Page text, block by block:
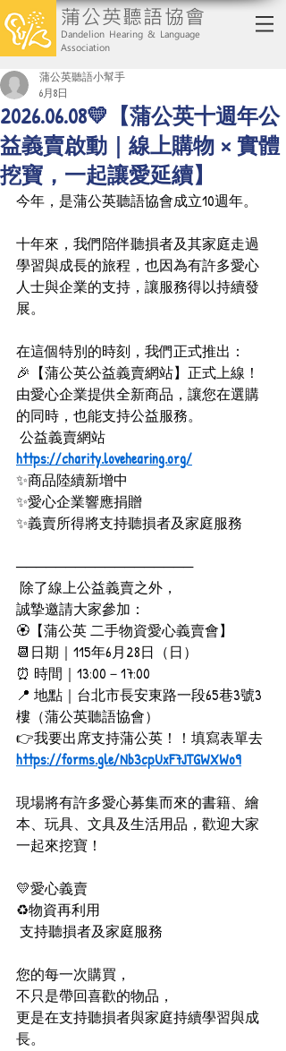
蒲公英聽語協會
Dandelion Hearing & Language
Association
2026.06.08💛【蒲公英十週年公
益義賣啟動｜線上購物 × 實體
挖寶，一起讓愛延續】
蒲公英聽語小幫手
6月8日
今年，是蒲公英聽語協會成立10週年。
十年來，我們陪伴聽損者及其家庭走過
學習與成長的旅程，也因為有許多愛心
人士與企業的支持，讓服務得以持續發
展。
在這個特別的時刻，我們正式推出：
🎉【蒲公英公益義賣網站】正式上線！
由愛心企業提供全新商品，讓您在選購
的同時，也能支持公益服務。
公益義賣網站
https://charity.lovehearing.org/
✨商品陸續新增中
✨愛心企業響應捐贈
✨義賣所得將支持聽損者及家庭服務
──────────────────
除了線上公益義賣之外，
誠摯邀請大家參加：
🏵【蒲公英 二手物資愛心義賣會】
📆日期｜115年6月28日（日）
⏰ 時間｜13:00－17:00
📍 地點｜台北市長安東路一段65巷3號3
樓（蒲公英聽語協會）
👉我要出席支持蒲公英！！填寫表單去
https://forms.gle/Nb3cpUxF7JTGWXWo9
現場將有許多愛心募集而來的書籍、繪
本、玩具、文具及生活用品，歡迎大家
一起來挖寶！
💛愛心義賣
♻物資再利用
支持聽損者及家庭服務
您的每一次購買，
不只是帶回喜歡的物品，
更是在支持聽損者與家庭持續學習與成
長。